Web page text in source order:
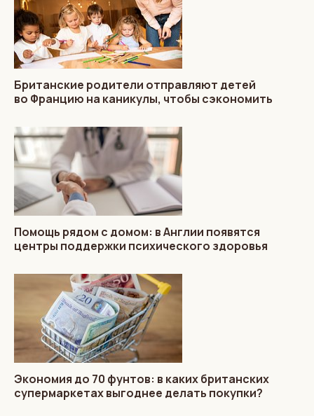
Британские родители отправляют детей
во Францию на каникулы, чтобы сэкономить
Помощь рядом с домом: в Англии появятся
центры поддержки психического здоровья
Экономия до 70 фунтов: в каких британских
супермаркетах выгоднее делать покупки?